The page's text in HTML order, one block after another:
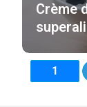
Crème
1